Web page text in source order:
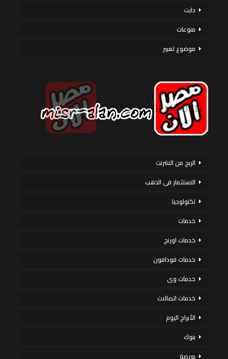
دايت
منوعات
موضوع تعبير
الربح من الانترنت
الاستثمار فى الذهب
تكنولوجيا
خدمات
خدمات اورنج
خدمات فودافون
خدمات وى
خدمات اتصالات
الأبراج اليوم
بنوك
بورصة